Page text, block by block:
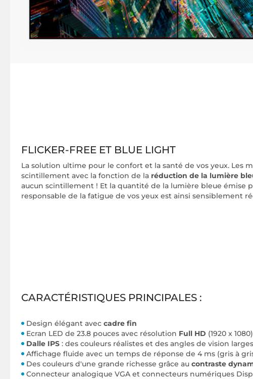
FLICKER-FREE ET BLUE LIGHT
La solution ultime pour le confort et la santé de vos yeux. Les
scintillement avec la fonction de la réduction de la lumière
aucun scintillement ! Et la quantité de la lumière bleue émise
responsable de la fatigue de vos yeux est ainsi sensiblement
CARACTÉRISTIQUES PRINCIPALES :
Design élégant avec cadre fin
Ecran LED de 23.8 pouces avec résolution Full HD (1920 x 1080)
Dalle IPS : des couleurs réalistes et des angles de vision larges
Affichage fluide avec un temps de réponse de 4 ms (gris à
Des couleurs d'une grande richesse grâce au contraste
Connecteur analogique VGA et connecteurs numériques